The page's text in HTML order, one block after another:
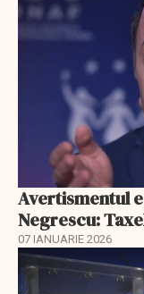
Avertismentul
Negrescu:
07 IANUARIE 2026